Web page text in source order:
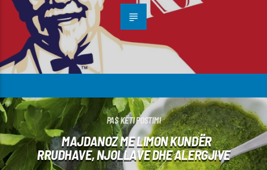
PAS KËTI POSTIMI
MAJDANOZ ME LIMON KUNDËR
RRUDHAVE, NJOLLAVE DHE ALERGJIVE